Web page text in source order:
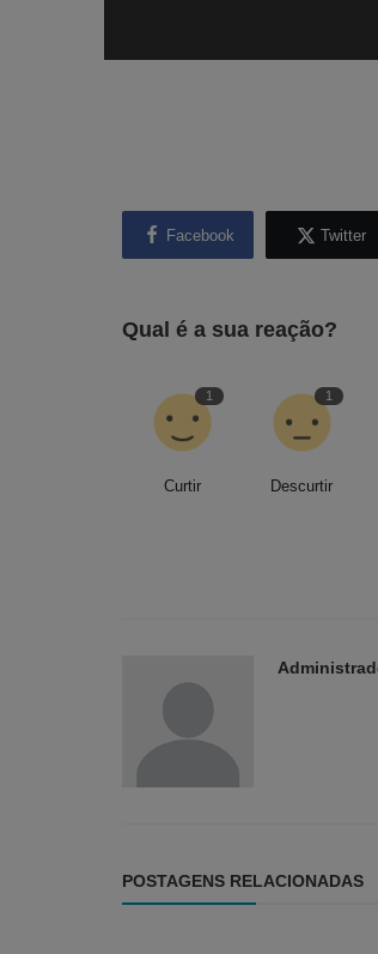
Facebook Twitter
Qual é a sua reação?
1
Curtir
1
Descurtir
POSTAGENS RELACIONADAS